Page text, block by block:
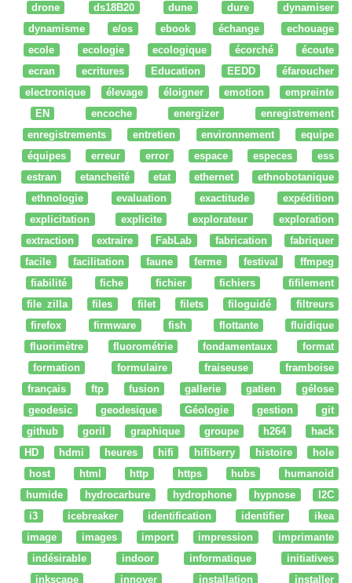
drone
ds18B20 dune dure
dynamiser
dynamisme
e/os ebook échange
echouage
ecole
ecologie ecologique écorché
écoute
ecran
ecritures Education EEDD
éfaroucher
electronique
élevage éloigner emotion
empreinte
EN
encoche energizer
enregistrement
enregistrements
entretien environnement
equipe
équipes
erreur error espace especes
ess
estran
etancheité etat ethernet
ethnobotanique
ethnologie
evaluation exactitude
expédition
explicitation
explicite explorateur
exploration
extraction
extraire FabLab fabrication
fabriquer
facile
facilitation faune ferme festival
ffmpeg
fiabilité
fiche fichier fichiers
fifilement
file zilla
files filet filets filoguidé
filtreurs
firefox
firmware fish flottante
fluidique
fluorimètre
fluorométrie fondamentaux
format
formation
formulaire fraiseuse
framboise
français
ftp fusion gallerie gatien
gélose
geodesic
geodesique Géologie gestion
git
github
goril graphique groupe h264
hack
HD
hdmi heures hifi hifiberry histoire
hole
host
html http https hubs
humanoid
humide
hydrocarbure hydrophone hypnose
I2C
i3
icebreaker identification identifier
ikea
image
images import impression
imprimante
indésirable
indoor informatique
initiatives
inkscape
innover installation installer